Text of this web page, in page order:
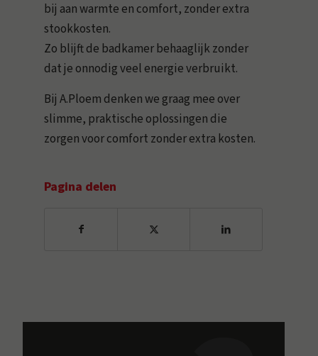
bij aan warmte en comfort, zonder extra
stookkosten.
Zo blijft de badkamer behaaglijk zonder
dat je onnodig veel energie verbruikt.
Bij A.Ploem denken we graag mee over
slimme, praktische oplossingen die
zorgen voor comfort zonder extra kosten.
Pagina delen